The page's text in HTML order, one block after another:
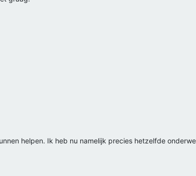
helpen. Ik heb nu namelijk precies hetzelfde